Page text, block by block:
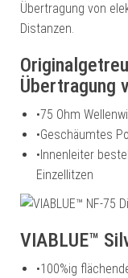
Übertragung von
Distanzen.
Übertragung
•75 Ohm
•Geschäumtes
•Innenleiter
Einzellitzen
VIABLUE™
•100%ig